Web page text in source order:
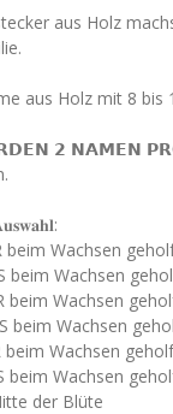
aus Holz
aus Holz mit 8
𝟮 𝗡𝗔𝗠𝗘𝗡 𝗣𝗥𝗢
beim Wachsen
beim Wachsen
beim Wachsen
beim Wachsen
beim Wachsen
beim Wachsen
der Blüte